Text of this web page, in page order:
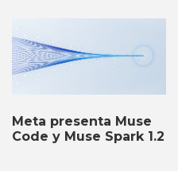
Meta presenta Muse
Code y Muse Spark 1.2